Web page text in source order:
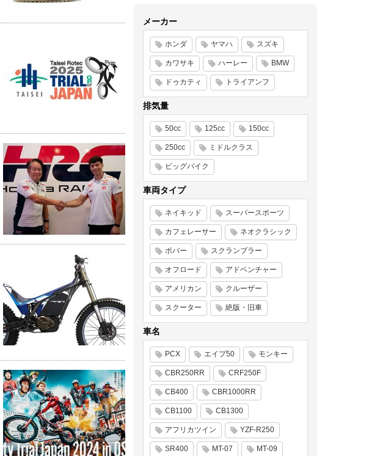
メーカー
ホンダ ヤマハ スズキ
カワサキ ハーレー BMW
ドゥカティ トライアンフ
排気量
50cc 125cc 150cc
250cc ミドルクラス
ビッグバイク
車両タイプ
ネイキッド スーパースポーツ
カフェレーサー ネオクラシック
ボバー スクランブラー
オフロード アドベンチャー
アメリカン クルーザー
スクーター 絶版・旧車
車名
PCX エイプ50 モンキー
CBR250RR CRF250F
CB400 CBR1000RR
CB1100 CB1300
アフリカツイン YZF-R250
SR400 MT-07 MT-09